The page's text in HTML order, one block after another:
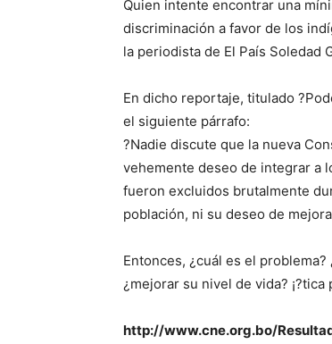
Quien intente encontrar una
discriminación a favor de los
la periodista de El País Soledad
En dicho reportaje, titulado
el siguiente párrafo:
?Nadie discute que la nueva
vehemente deseo de integrar a
fueron excluidos brutalmente
población, ni su deseo de
Entonces, ¿cuál es el
¿mejorar su nivel de vida? ¡?tica
http://www.cne.org.bo/